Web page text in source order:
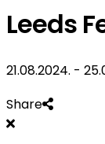
Leeds
21.08.2024. -
Share